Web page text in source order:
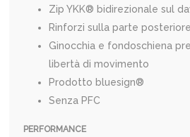
Zip YKK® bidirezionale sul
Rinforzi sulla parte
Ginocchia e fondoschiena
libertà di movimento
Prodotto bluesign®
Senza PFC
PERFORMANCE